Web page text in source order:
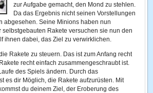
zur Aufgabe gemacht, den Mond zu stehlen.
Da das Ergebnis nicht seinen Vorstellungen
abgesehen. Seine Minions haben nun
selbstgebauten Rakete versuchen sie nun den
ihnen dabei, das Ziel zu verwirklichen.
Rakete zu steuern. Das ist zum Anfang recht
recht einfach zusammengeschraubt ist.
des Spiels ändern. Durch das
es dir Möglich, die Rakete aufzurüsten. Mit
du deinem Ziel, der Eroberung des